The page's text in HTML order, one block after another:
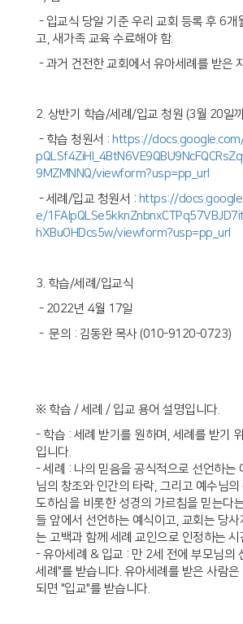
- 입교식 당일 기준 우리 교회 등록 후 6개
고, 새가족 교육 수료해야 함.
- 과거 건전한 교회에서 유아세례를 받은
2. 상반기 학습/세례/입교 청원 (3월 20일
- 학습 청원서 : https://
9MZMNNQ/viewform?usp=pp_url
- 세례/입교 청원서 : https://
e/
hXBuOHDcs5w/viewform?usp=pp_url
3. 학습/세례/입교식
- 2022년 4월 17일
- 문의 : 김동완 목사 (010-9120-0723)
※ 학습 / 세례 / 입교 용어 설명입니다.
- 학습 : 세례 받기를 원하며, 세례를 받기
입니다.
- 세례 : 나의 믿음을 공식적으로 선언하는
님의 창조와 인간의 타락, 그리고 예수님
도하심을 비롯한 성경의 가르침을 믿는다
들 앞에서 선언하는 예식이고, 교회는 당
는 고백과 함께 세례 교인으로 인정하는 시
- 유아세례 & 입교 : 만 2세 전에 부모님의
세례"를 받습니다. 유아세례를 받은 사람은
되면 "입교"를 받습니다.